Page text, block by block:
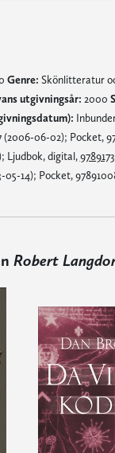
Genre: Skönlitteratur
utgivningsår: 2000
(2006-06-02); Pocket,
Ljudbok, digital,
05-14); Pocket,
Robert